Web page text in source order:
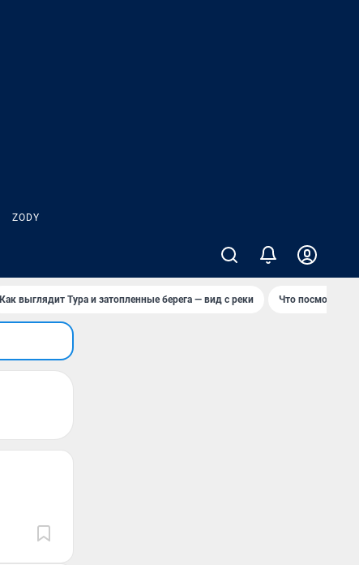
ZODY
Как выглядит Тура и затопленные берега — вид с реки Что посмотреть